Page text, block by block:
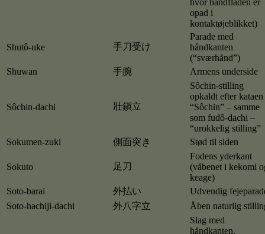
hvor håndfladen er
opad i
kontaktøjeblikket)
Shutô-uke 手刀受け
Parade med
håndkanten
(“sværhånd”)
Shuwan
手腕 Armens underside
Sôchin-dachi 壯鎭立
Sôchin-stilling
opkaldt efter kataen
“Sôchin” – samme
som fudô-dachi –
“urokkelig stilling”
Sokumen-zuki
側面突き Stød til siden
Sokuto 足刀
Fodens yderkant
(våbenet i kekomi
keage)
Soto-barai
外払い
Udvendig
Soto-hachiji-dachi
外八字立 Åben naturlig
Slag med
håndkanten,